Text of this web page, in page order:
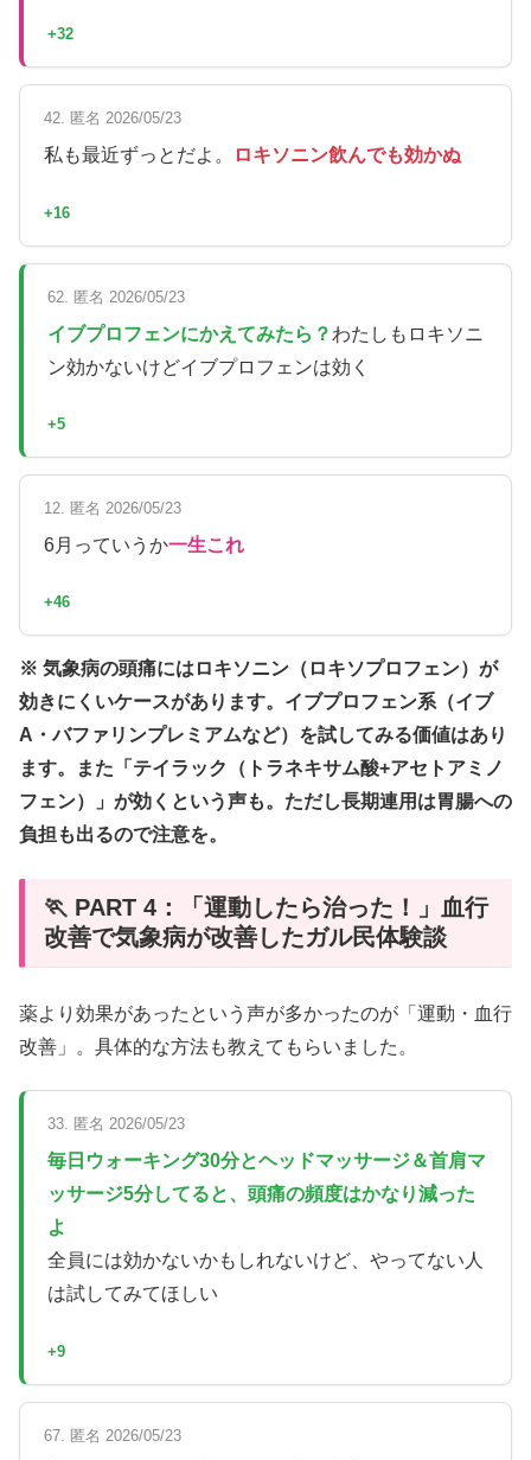
+32
42. 匿名 2026/05/23
私も最近ずっとだよ。 ロキソニン飲んでも効かぬ
+16
62. 匿名 2026/05/23
イブプロフェンにかえてみたら？ わたしもロキソニ
ン効かないけどイブプロフェンは効く
+5
12. 匿名 2026/05/23
6月っていうか一生これ
+46
※ 気象病の頭痛にはロキソニン（ロキソプロフェン）が
効きにくいケースがあります。イブプロフェン系（イブ
A・バファリンプレミアムなど）を試してみる価値はあり
ます。また「テイラック（トラネキサム酸+アセトアミノ
フェン）」が効くという声も。ただし長期連用は胃腸への
負担も出るので注意を。
🏃 PART 4：「運動したら治った！」血行
改善で気象病が改善したガル民体験談
薬より効果があったという声が多かったのが「運動・血行
改善」。具体的な方法も教えてもらいました。
33. 匿名 2026/05/23
毎日ウォーキング30分とヘッドマッサージ＆首肩マ
ッサージ5分してると、頭痛の頻度はかなり減った
よ
全員には効かないかもしれないけど、やってない人
は試してみてほしい
+9
67. 匿名 2026/05/23